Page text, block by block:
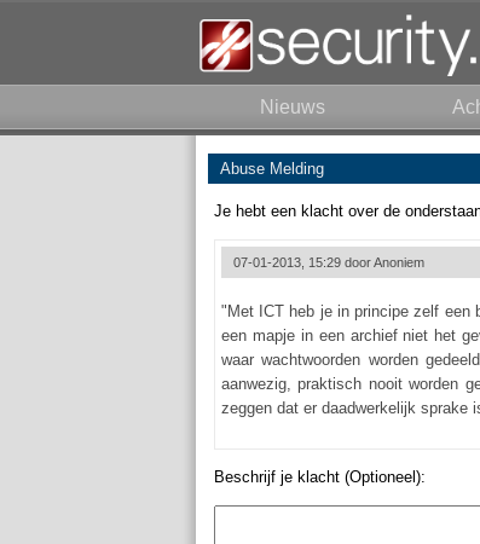
Nieuws
Abuse Melding
Je hebt een klacht over de
07-01-2013, 15:29 doorAnoniem
"Met ICT heb je in principe zelf een
een mapje in een archief niet het
waar wachtwoorden worden
aanwezig, praktisch nooit worden
zeggen dat er daadwerkelijk sprake
Beschrijf je klacht (Optioneel):